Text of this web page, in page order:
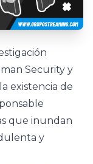
Security y
existencia de
que inundan
y